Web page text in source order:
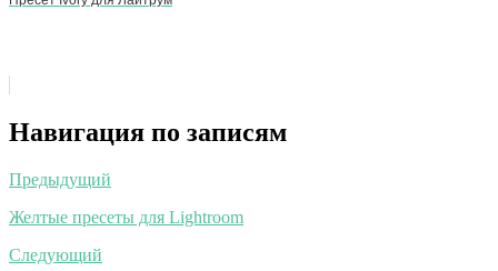
Навигация по записям
Предыдущий
Желтые пресеты для Lightroom
Следующий